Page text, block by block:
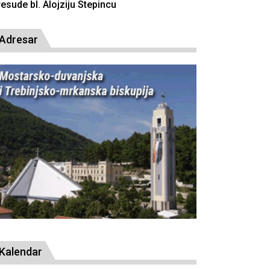
bl. Alojziju Stepincu